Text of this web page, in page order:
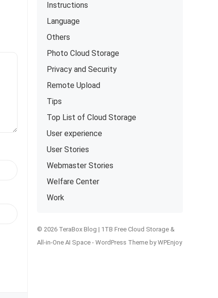
Instructions
Language
Others
Photo Cloud Storage
Privacy and Security
Remote Upload
Tips
Top List of Cloud Storage
User experience
User Stories
Webmaster Stories
Welfare Center
Work
© 2026 TeraBox Blog | 1TB Free Cloud Storage &
All-in-One AI Space - WordPress Theme byWPEnjoy